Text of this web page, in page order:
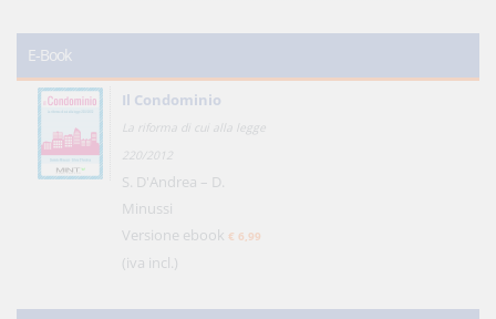
E-Book
Il Condominio
La riforma di cui alla legge
220/2012
S. D'Andrea – D.
Minussi
Versione ebook € 6,99
(iva incl.)